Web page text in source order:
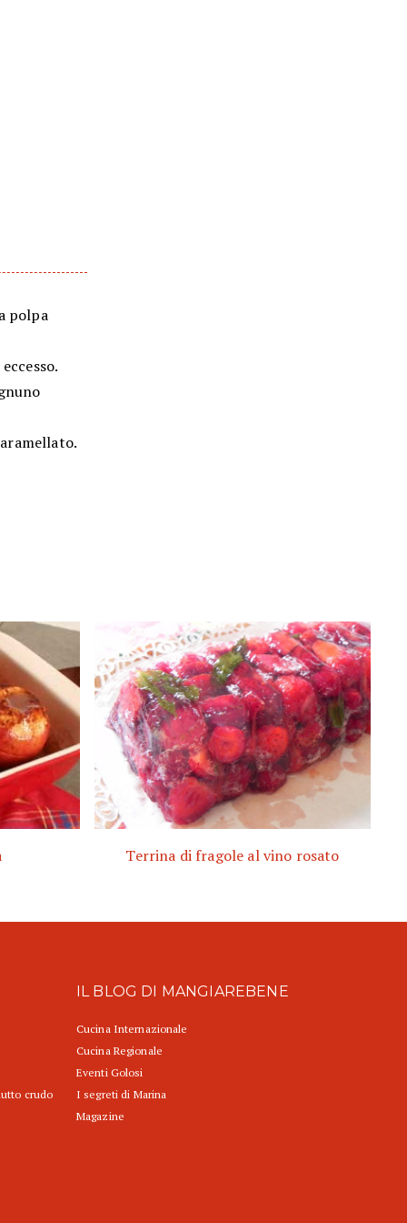
polpa
Terrina di fragole al vino rosato
crudo
IL BLOG DI MANGIAREBENE
Cucina Internazionale
Cucina Regionale
Eventi Golosi
I segreti di Marina
Magazine